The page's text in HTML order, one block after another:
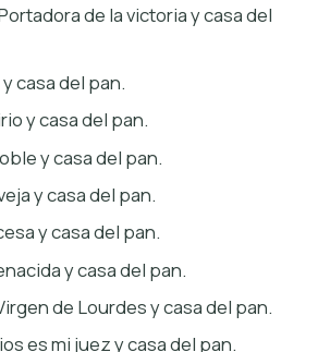
de la victoria y casa del
casa del pan.
y casa del pan.
y casa del pan.
y casa del pan.
y casa del pan.
y casa del pan.
de Lourdes y casa del pan.
es mi juez y casa del pan.